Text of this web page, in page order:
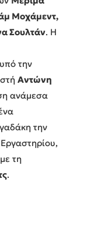
Μοχάμεντ,
Σουλτάν. Η
την
Αντώνη
ανάμεσα
την
με τη
.